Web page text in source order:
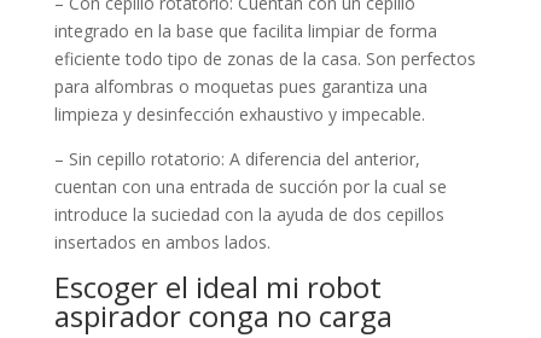
integrado en la base que facilita limpiar de forma
eficiente todo tipo de zonas de la casa. Son perfectos
para alfombras o moquetas pues garantiza una
limpieza y desinfección exhaustivo y impecable.
– Sin cepillo rotatorio: A diferencia del anterior,
cuentan con una entrada de succión por la cual se
introduce la suciedad con la ayuda de dos cepillos
insertados en ambos lados.
Escoger el ideal mi robot
aspirador conga no carga